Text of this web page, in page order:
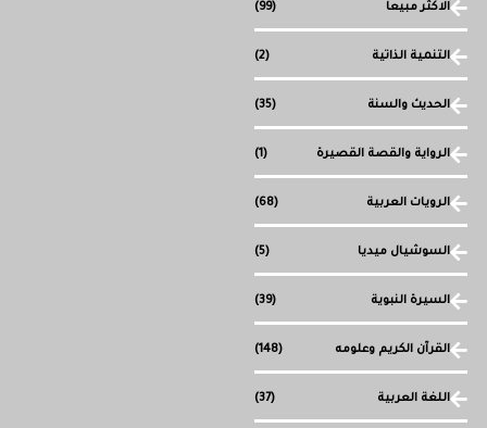
الاكثر مبيعا (99)
التنمية الذاتية (2)
الحديث والسنة (35)
الرواية والقصة القصيرة (1)
الرويات العربية (68)
السوشيال ميديا (5)
السيرة النبوية (39)
القرآن الكريم وعلومه (148)
اللغة العربية (37)